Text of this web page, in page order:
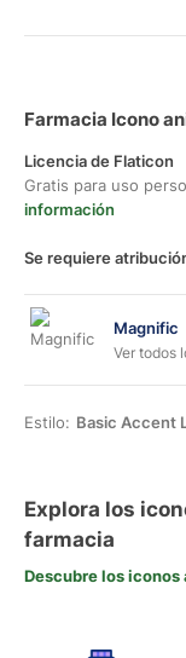
Farmacia Icono
Licencia de Flaticon
Gratis para uso
información
Se requiere
Magnific
Ver todos
Estilo: Basic Accent
Explora los
farmacia
Descubre los iconos